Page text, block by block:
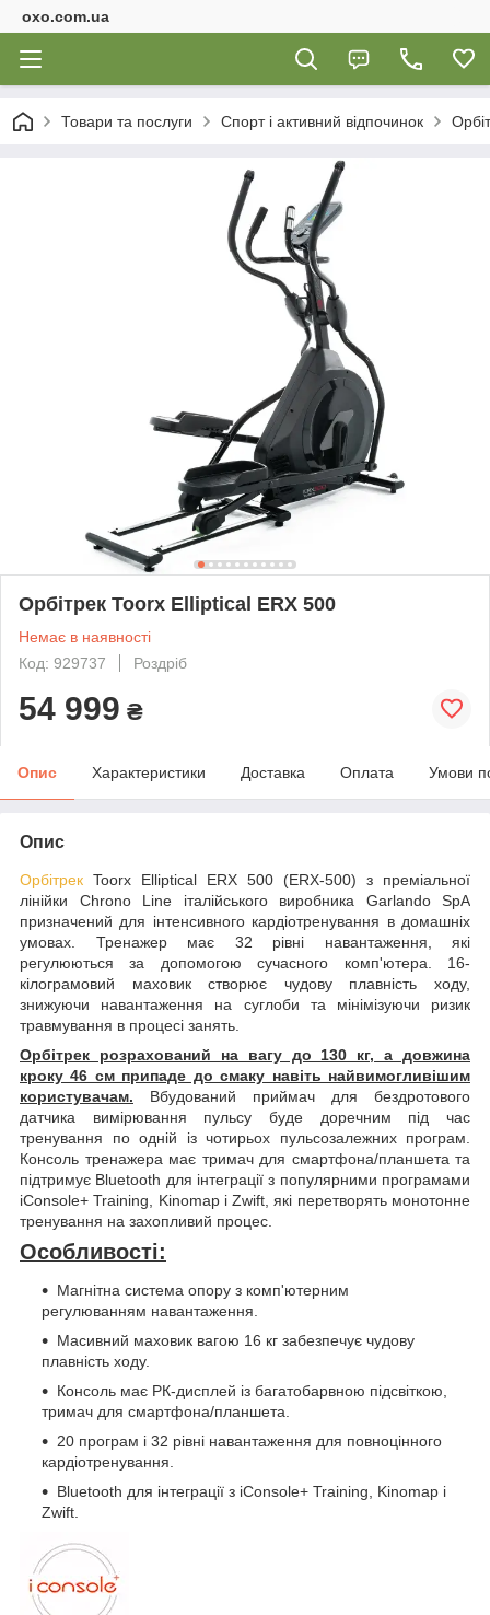
oxo.com.ua
Товари та послуги Спорт і активний відпочинок
Орбітрек Toorx Elliptical ERX 500
Немає в наявності
Код: 929737
Роздріб
54 999 ₴
Опис Характеристики Доставка Оплата Умови
Опис
Орбітрек Toorx Elliptical ERX 500 (ERX-500) з преміальної
лінійки Chrono Line італійського виробника Garlando SpA
призначений для інтенсивного кардіотренування в домашніх
умовах. Тренажер має 32 рівні навантаження, які
регулюються за допомогою сучасного комп'ютера. 16-
кілограмовий маховик створює чудову плавність ходу,
знижуючи навантаження на суглоби та мінімізуючи ризик
травмування в процесі занять.
Орбітрек розрахований на вагу до 130 кг, а довжина
кроку 46 см припаде до смаку навіть найвимогливішим
користувачам. Вбудований приймач для бездротового
датчика вимірювання пульсу буде доречним під час
тренування по одній із чотирьох пульсозалежних програм.
Консоль тренажера має тримач для смартфона/планшета та
підтримує Bluetooth для інтеграції з популярними програмами
iConsole+ Training, Kinomap і Zwift, які перетворять монотонне
тренування на захопливий процес.
Особливості:
Магнітна система опору з комп'ютерним
регулюванням навантаження.
Масивний маховик вагою 16 кг забезпечує чудову
плавність ходу.
Консоль має РК-дисплей із багатобарвною підсвіткою,
тримач для смартфона/планшета.
20 програм і 32 рівні навантаження для повноцінного
кардіотренування.
Bluetooth для інтеграції з iConsole+ Training, Kinomap і
Zwift.